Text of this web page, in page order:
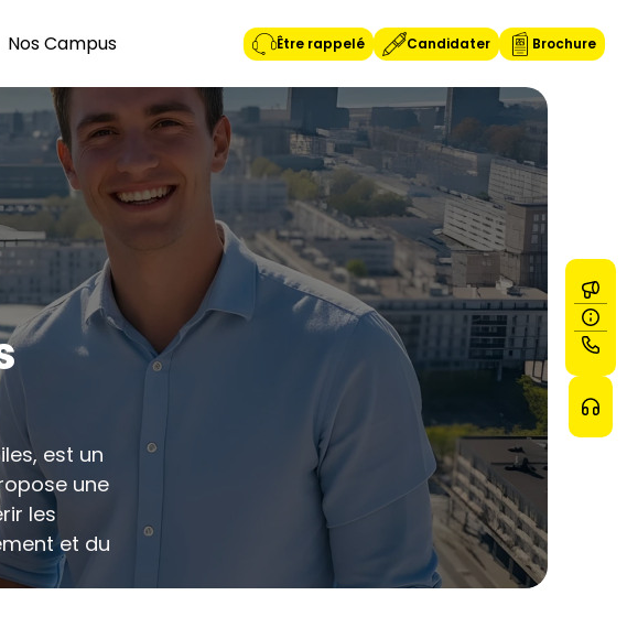
Nos Campus Être rappelé Candidater Brochure
est un
les
et du